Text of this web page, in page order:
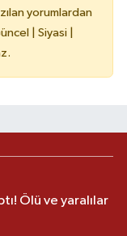
yorumlardan
| Siyasi |
Ölü ve yaralılar